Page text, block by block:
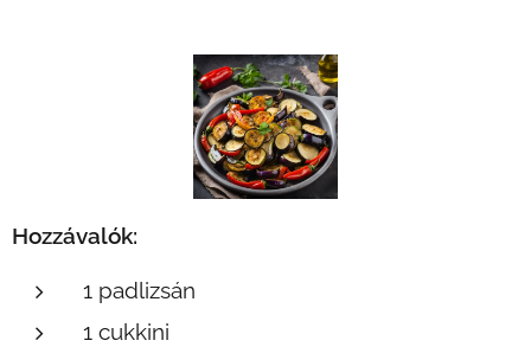
Hozzávalók:
1 padlizsán
1 cukkini